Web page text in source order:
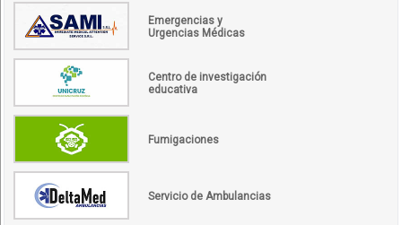
Emergencias y
Urgencias Médicas
Centro de investigación
educativa
Fumigaciones
Servicio de Ambulancias